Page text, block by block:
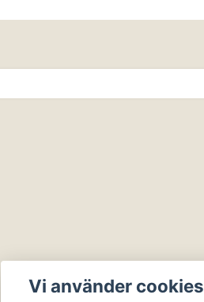
Vi använder cookies